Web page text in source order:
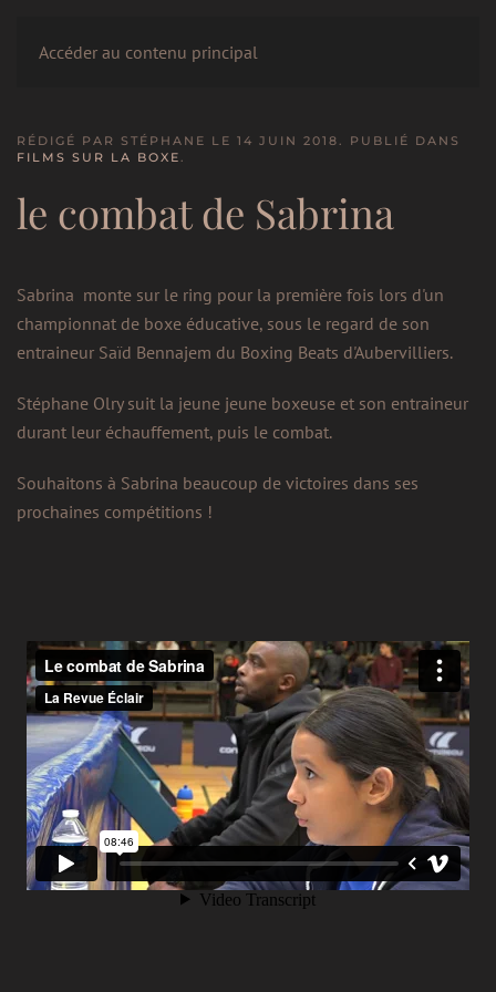
Accéder au contenu principal
LE CERCLE
RÉDIGÉ PAR STÉPHANE LE 14 JUIN 2018. PUBLIÉ DANS
FILMS SUR LA BOXE.
le combat de Sabrina
Sabrina monte sur le ring pour la première fois lors d'un
championnat de boxe éducative, sous le regard de son
entraineur Saïd Bennajem du Boxing Beats d'Aubervilliers.
Stéphane Olry suit la jeune jeune boxeuse et son entraineur
durant leur échauffement, puis le combat.
Souhaitons à Sabrina beaucoup de victoires dans ses
prochaines compétitions !